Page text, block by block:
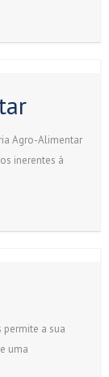
Agro-Alimentar
inerentes à
a sua
uma